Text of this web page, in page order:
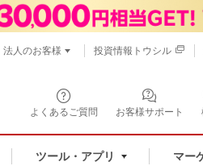
よくあるご質問 お客様サポート
ツール・アプリ マー
法人のお客様 投資情報トウシル